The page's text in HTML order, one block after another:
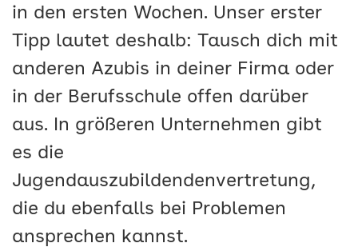
in den ersten Wochen. Unser erster
Tipp lautet deshalb: Tausch dich mit
anderen Azubis in deiner Firma oder
in der Berufsschule offen darüber
aus. In größeren Unternehmen gibt
es die
Jugendauszubildendenvertretung,
die du ebenfalls bei Problemen
ansprechen kannst.